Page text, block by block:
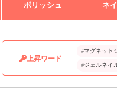
ポリッシュ ネ
上昇ワード
#マグネット
#ジェルネイ